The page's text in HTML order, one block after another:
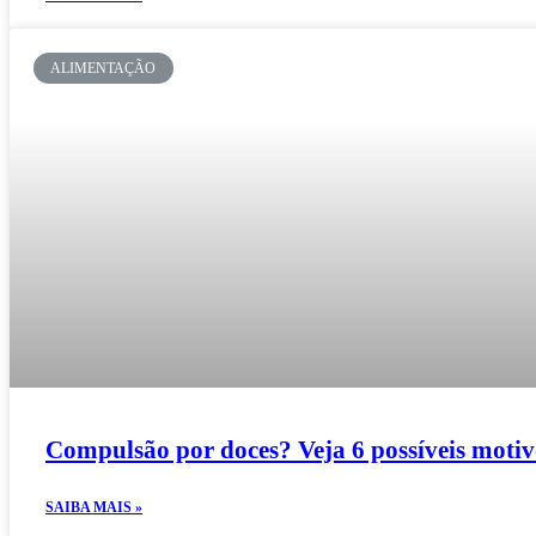
ALIMENTAÇÃO
Compulsão por doces? Veja 6 possíveis
SAIBA MAIS »